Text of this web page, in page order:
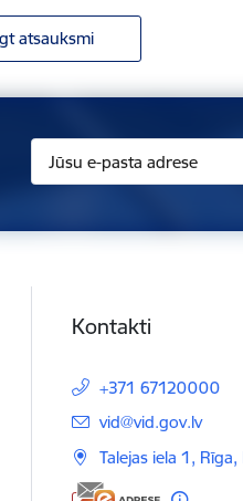
atsauksmi
Kontakti
+371 67120000
E-pasts:
vid@vid.gov.lv
Talejas iela 1, Rīga,